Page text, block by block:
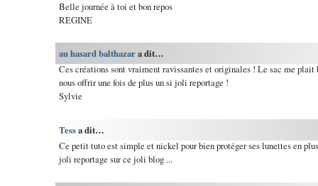
Belle journée à toi et bon repos
REGINE
au hasard balthazara dit…
Ces créations sont vraiment ravissantes et originales ! Le sac me
nous offrir une fois de plus un si joli reportage !
Sylvie
Tessa dit…
Ce petit tuto est simple et nickel pour bien protéger ses lunettes en
joli reportage sur ce joli blog ...